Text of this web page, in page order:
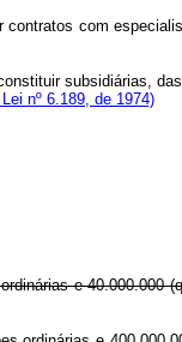
com
subsidiárias,
nº 6.189, de 1974)
e 40.000.000